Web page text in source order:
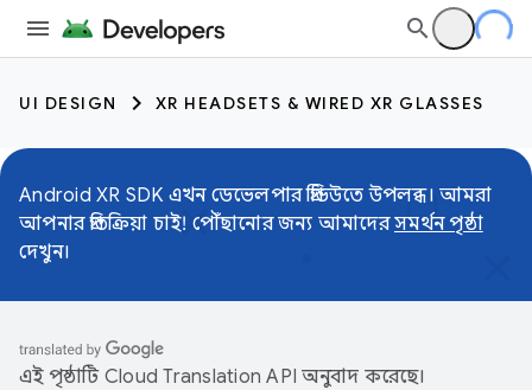
UI DESIGN XR HEADSETS & WIRED XR GLASSES
Android XR SDK এখন ডেভেলপার প্রিভিউতে উপলব্ধ। আমরা
আপনার প্রতিক্রিয়া চাই! পৌঁছানোর জন্য আমাদেরসমর্থন পৃষ্ঠা
দেখুন।
এই পৃষ্ঠাটি Cloud Translation API অনুবাদ করেছে।